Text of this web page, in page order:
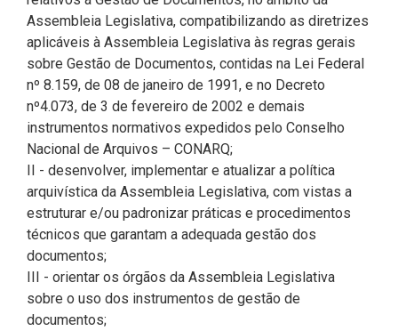
Diretora
Coordenadoria de Eventos e
Cerimonial
Comitê de Imprensa
1ª Companhia do Batalhão de
Prevenção Institucional
2ª Companhia de Polícia de
Guarda (2ª CPG)
Departamento de
Documentação e Informação
Procuradoria Especial da Mulher
Sala do Empreendedor
Fome
Trabalho, Administração e
Serviço Publico
Turismo e Serviços
Viação, Transporte e Des.
Urbano
Assembleia Legislativa, compatibilizando as diretrizes
aplicáveis à Assembleia Legislativa às regras gerais
sobre Gestão de Documentos, contidas na Lei Federal
nº 8.159, de 08 de janeiro de 1991, e no Decreto
nº4.073, de 3 de fevereiro de 2002 e demais
instrumentos normativos expedidos pelo Conselho
Nacional de Arquivos – CONARQ;
II - desenvolver, implementar e atualizar a política
arquivística da Assembleia Legislativa, com vistas a
estruturar e/ou padronizar práticas e procedimentos
técnicos que garantam a adequada gestão dos
documentos;
III - orientar os órgãos da Assembleia Legislativa
sobre o uso dos instrumentos de gestão de
documentos;